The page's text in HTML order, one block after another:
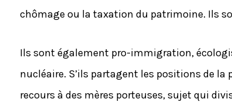
chômage ou la taxation du patrimoine. Ils
Ils sont également pro-immigration,
nucléaire. S’ils partagent les positions de
recours à des mères porteuses, sujet qui